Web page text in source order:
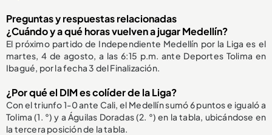
Preguntas y respuestas relacionadas
¿Cuándo y a qué horas vuelven a jugar Medellín?
El próximo partido de Independiente Medellín por la Liga es el
martes, 4 de agosto, a las 6:15 p.m. ante Deportes Tolima en
Ibagué, por la fecha 3 del Finalización.
¿Por qué el DIM es colíder de la Liga?
Con el triunfo 1-0 ante Cali, el Medellín sumó 6 puntos e igualó a
Tolima (1. °) y a Águilas Doradas (2. °) en la tabla, ubicándose en
la tercera posición de la tabla.